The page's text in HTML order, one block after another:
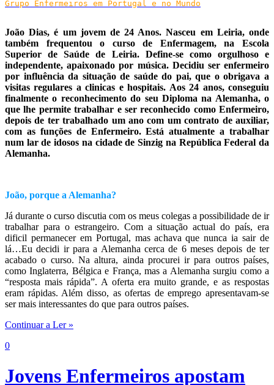
Grupo Enfermeiros em Portugal e no Mundo
João Dias, é um jovem de 24 Anos. Nasceu em Leiria, onde
também frequentou o curso de Enfermagem, na Escola
Superior de Saúde de Leiria. Define-se como orgulhoso e
independente, apaixonado por música. Decidiu ser enfermeiro
por influência da situação de saúde do pai, que o obrigava a
visitas regulares a clinicas e hospitais. Aos 24 anos, conseguiu
finalmente o reconhecimento do seu Diploma na Alemanha, o
que lhe permite trabalhar e ser reconhecido como Enfermeiro,
depois de ter trabalhado um ano com um contrato de auxiliar,
com as funções de Enfermeiro. Está atualmente a trabalhar
num lar de idosos na cidade de Sinzig na República Federal da
Alemanha.
João, porque a Alemanha?
Já durante o curso discutia com os meus colegas a possibilidade de ir
trabalhar para o estrangeiro. Com a situação actual do país, era
dificil permanecer em Portugal, mas achava que nunca ia sair de
lá…Eu decidi ir para a Alemanha cerca de 6 meses depois de ter
acabado o curso. Na altura, ainda procurei ir para outros países,
como Inglaterra, Bélgica e França, mas a Alemanha surgiu como a
“resposta mais rápida”. A oferta era muito grande, e as respostas
eram rápidas. Além disso, as ofertas de emprego apresentavam-se
ser mais interessantes do que para outros países.
Continuar a Ler »
0
Jovens Enfermeiros apostam